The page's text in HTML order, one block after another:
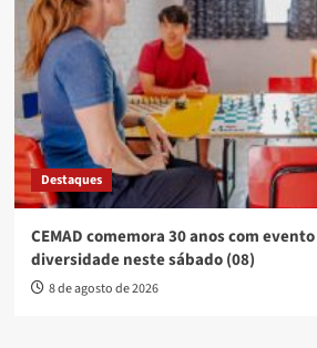
Destaques
CEMAD comemora 30 anos com
diversidade neste sábado (08)
8 de agosto de 2026